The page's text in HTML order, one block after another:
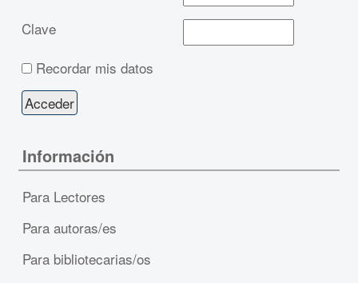
Clave
Recordar mis datos
Información
Para Lectores
Para autoras/es
Para bibliotecarias/os